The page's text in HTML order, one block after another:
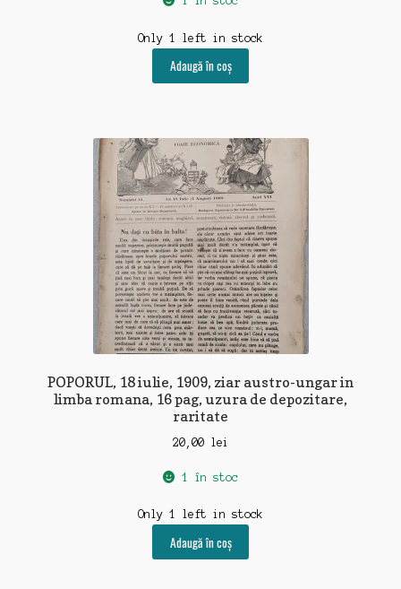
Only 1 left in stock
Adaugă în coș
POPORUL, 18 iulie, 1909, ziar austro-ungar in
limba romana, 16 pag, uzura de depozitare,
raritate
20,00 lei
1 în stoc
Only 1 left in stock
Adaugă în coș